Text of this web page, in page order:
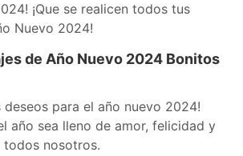
¡Que se realicen todos tus
Nuevo 2024!
de Año Nuevo 2024 Bonitos
deseos para el año nuevo 2024!
año sea lleno de amor, felicidad y
nosotros.